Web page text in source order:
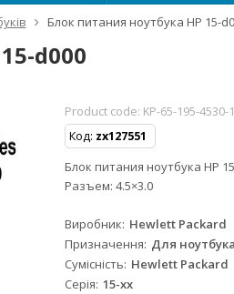
Блок питания ноутбука HP 15-
d000
Product code: KP-65-195-4530-
Код: zx127551
Блок питания ноутбука HP
Разъем: 4.5×3.0
Виробник Hewlett Packard
Призначення Для ноутбука
Сумісність Hewlett Packard
Серія 15-xx